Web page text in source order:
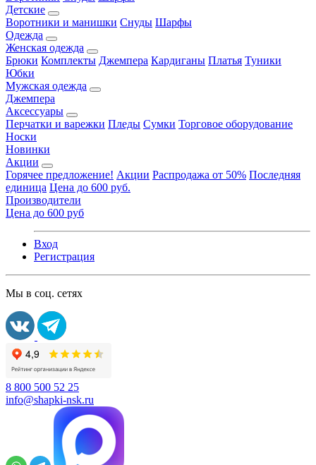
Детские
Воротники и манишки Снуды Шарфы
Одежда
Женская одежда
Брюки Комплекты Джемпера Кардиганы Платья Туники
Юбки
Мужская одежда
Джемпера
Аксессуары
Перчатки и варежки Пледы Сумки Торговое оборудование
Носки
Новинки
Акции
Горячее предложение! Акции Распродажа от 50% Последняя
единица Цена до 600 руб.
Производители
Цена до 600 руб
Вход
Регистрация
Мы в соц. сетях
8 800 500 52 25
info@shapki-nsk.ru